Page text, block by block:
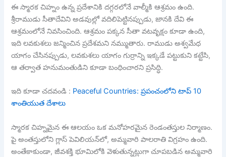
ఈ స్మారక చిహ్నం ఉన్న ప్రదేశానికి దగ్గరలోనే వాల్మీకి ఆశ్రమం ఉంది.
శ్రీరాముడు సీతాదేవిని అడవుల్లో వదిలిపెట్టినప్పుడు, జానకి దేవి ఈ
ఆశ్రమంలోనే నివసించింది. ఆశ్రమం పక్కన సీతా వటవృక్షం కూడా ఉంది,
ఇది లవకుశలు జన్మించిన ప్రదేశమని నమ్ముతారు. రాముడు అశ్వమేధ
యాగం చేసినప్పుడు, లవకుశలు యాగం గుర్రాన్ని ఇక్కడే పట్టుకుని కట్టేసి,
ఆ తర్వాత హనుమంతుడిని కూడా బంధించారని ప్రసిద్ధి.
ఇది కూడా చదవండి : Peaceful Countries: ప్రపంచంలోని టాప్ 10
శాంతియుత దేశాలు
స్మారక చిహ్నమైన ఈ ఆలయం ఒక మనోహరమైన రెండంతస్తుల నిర్మాణం.
పై అంతస్తులోని గ్లాస్ పెవిలియన్‌లో, అమ్మవారి పాలరాతి విగ్రహం ఉంది.
అంతేకాకుండా, జీవశక్తి భూమిలోకి వెళుతున్నట్లుగా చూపబడిన అమ్మవారి